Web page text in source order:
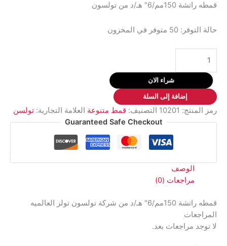
قمطه راتشة 150مم/6″ هـ/د من تولسون
حالة التوفر: 50 متوفر في المخزون
قمطه
راتشة
150مم/6"
هـ/
د
شراء الان
إضافة إلى السلة
رمز المنتج: 10201 التصنيف: قمط متنوعة العلامة التجارية: تولسن
Guaranteed Safe Checkout
الوصف
مراجعات (0)
قمطه راتشة 150مم/6″ هـ/د من شركة تولسون تولز العالميه
المراجعات
لا توجد مراجعات بعد.